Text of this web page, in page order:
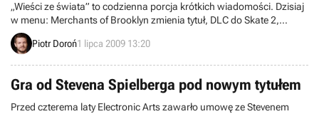
„Wieści ze świata” to codzienna porcja krótkich wiadomości. Dzisiaj
w menu: Merchants of Brooklyn zmienia tytuł, DLC do Skate 2,
premiera Worms 2: Armageddon, twórcy F.E.A.R. pracują nad nową
strzelaniną, dobre wyniki sprzedaży Wii Sports Resort w Japonii,
Piotr Doroń1 lipca 2009 13:20
Gra od Stevena Spielberga pod nowym tytułem
Przed czterema laty Electronic Arts zawarło umowę ze Stevenem